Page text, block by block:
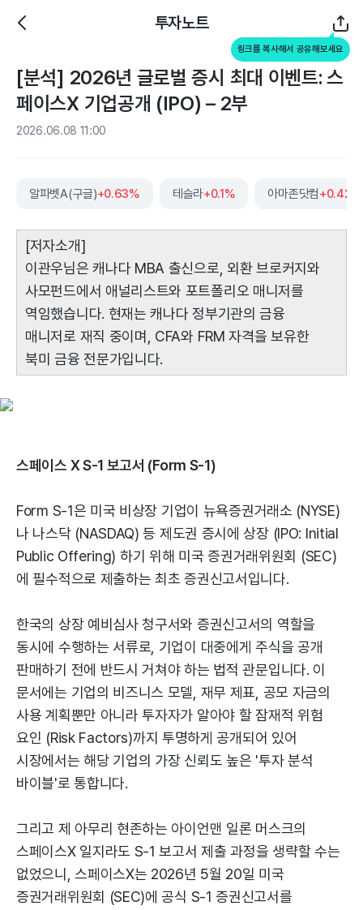
투자노트
링크를 복사해서 공유해보세요
[분석] 2026년 글로벌 증시 최대 이벤트: 스
페이스X 기업공개 (IPO) – 2부
2026.06.08 11:00
알파벳A(구글)+0.63% 테슬라+0.1% 아마존닷컴+0.42%
[저자소개]
이관우님은 캐나다 MBA 출신으로, 외환 브로커지와
사모펀드에서 애널리스트와 포트폴리오 매니저를
역임했습니다. 현재는 캐나다 정부기관의 금융
매니저로 재직 중이며, CFA와 FRM 자격을 보유한
북미 금융 전문가입니다.
스페이스 X S-1 보고서 (Form S-1)
Form S-1은 미국 비상장 기업이 뉴욕증권거래소 (NYSE)
나 나스닥 (NASDAQ) 등 제도권 증시에 상장 (IPO: Initial
Public Offering) 하기 위해 미국 증권거래위원회 (SEC)
에 필수적으로 제출하는 최초 증권신고서입니다.
한국의 상장 예비심사 청구서와 증권신고서의 역할을
동시에 수행하는 서류로, 기업이 대중에게 주식을 공개
판매하기 전에 반드시 거쳐야 하는 법적 관문입니다. 이
문서에는 기업의 비즈니스 모델, 재무 제표, 공모 자금의
사용 계획뿐만 아니라 투자자가 알아야 할 잠재적 위험
요인 (Risk Factors)까지 투명하게 공개되어 있어
시장에서는 해당 기업의 가장 신뢰도 높은 '투자 분석
바이블'로 통합니다.
그리고 제 아무리 현존하는 아이언맨 일론 머스크의
스페이스X 일지라도 S-1 보고서 제출 과정을 생략할 수는
없었으니, 스페이스X는 2026년 5월 20일 미국
증권거래위원회 (SEC)에 공식 S-1 증권신고서를